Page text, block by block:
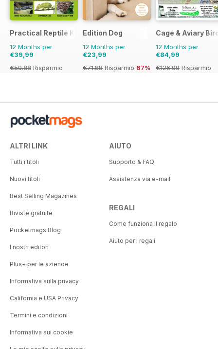
Practical Reptile Keeping
12 Months per
€39,99
€59.88 Risparmio
Edition Dog
12 Months per
€23,99
€71.88 Risparmio 67%
Cage & Aviary
12 Months per
€84,99
€126.99 Risparmio
ALTRI LINK
Tutti i titoli
Nuovi titoli
Best Selling Magazines
Riviste gratuite
Pocketmags Blog
I nostri editori
Plus+ per le aziende
Informativa sulla privacy
California e USA Privacy
Termini e condizioni
Informativa sui cookie
AIUTO
Supporto & FAQ
Assistenza via e-mail
REGALI
Come funziona il regalo
Aiuto per i regali